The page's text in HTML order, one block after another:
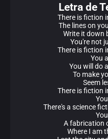
Letra de
There is fiction
The lines on
Write it down
You're not
There is fiction
You
You will do
To make
Seem
There is fiction
There's a science
A fabrication
Where I am